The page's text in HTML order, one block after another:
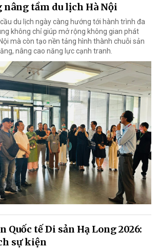
nâng tầm du lịch Hà Nội
du lịch ngày càng hướng tới hành trình đa
không chỉ giúp mở rộng không gian phát
mà còn tạo nền tảng hình thành chuỗi sản
nâng cao năng lực cạnh tranh.
Quốc tế Di sản Hạ Long 2026:
sự kiện